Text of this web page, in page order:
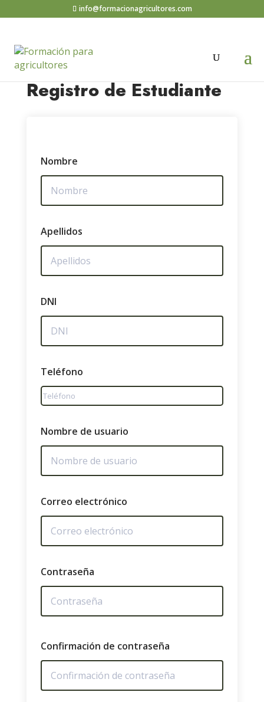
info@formacionagricultores.com
Registro de Estudiante
Nombre
Apellidos
DNI
Teléfono
Nombre de usuario
Correo electrónico
Contraseña
Confirmación de contraseña